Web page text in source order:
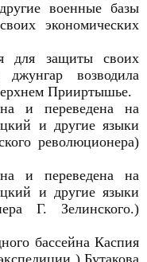
военные базы
экономических
защиты своих
возводила
Прииртышье.
и переведена на
и другие языки
революционера)
и переведена на
и другие языки
Г. Зелинского.)
бассейна Каспия
) Бутакова